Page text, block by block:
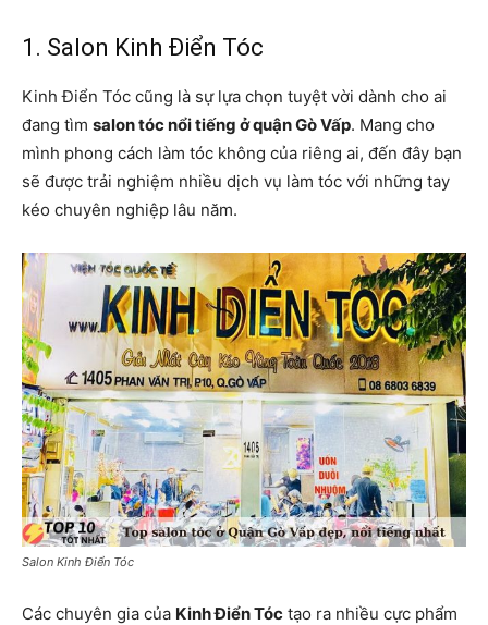
1. Salon Kinh Điển Tóc
Kinh Điển Tóc cũng là sự lựa chọn tuyệt vời dành cho ai
đang tìm salon tóc nổi tiếng ở quận Gò Vấp. Mang cho
mình phong cách làm tóc không của riêng ai, đến đây bạn
sẽ được trải nghiệm nhiều dịch vụ làm tóc với những tay
kéo chuyên nghiệp lâu năm.
Salon Kinh Điển Tóc
Các chuyên gia của Kinh Điển Tóc tạo ra nhiều cực phẩm